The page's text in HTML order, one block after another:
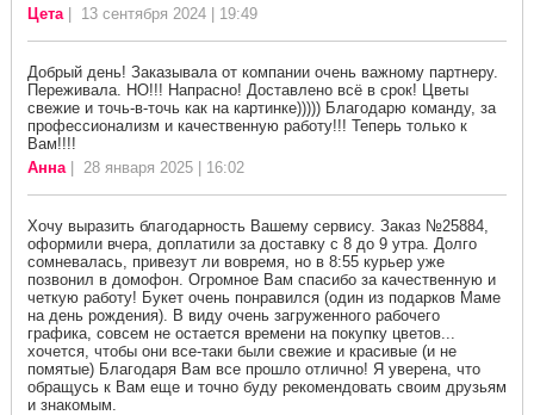
Цета| 13 сентября 2024 | 19:49
Добрый день! Заказывала от компании очень важному партнеру.
Переживала. НО!!! Напрасно! Доставлено всё в срок! Цветы
свежие и точь-в-точь как на картинке))))) Благодарю команду, за
профессионализм и качественную работу!!! Теперь только к
Вам!!!!
Анна| 28 января 2025 | 16:02
Хочу выразить благодарность Вашему сервису. Заказ №25884,
оформили вчера, доплатили за доставку с 8 до 9 утра. Долго
сомневалась, привезут ли вовремя, но в 8:55 курьер уже
позвонил в домофон. Огромное Вам спасибо за качественную и
четкую работу! Букет очень понравился (один из подарков Маме
на день рождения). В виду очень загруженного рабочего
графика, совсем не остается времени на покупку цветов...
хочется, чтобы они все-таки были свежие и красивые (и не
помятые) Благодаря Вам все прошло отлично! Я уверена, что
обращусь к Вам еще и точно буду рекомендовать своим друзьям
и знакомым.